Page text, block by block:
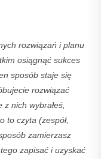
rozwiązań i planu
osiągnąć sukces
sposób staje się
rozwiązać
nich wybrałeś,
to czyta (zespół,
zamierzasz
zapisać i uzyskać